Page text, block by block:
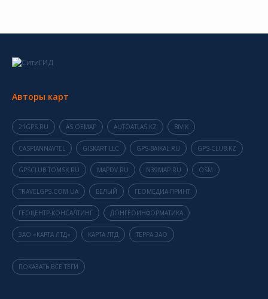
Авторы карт
21GPS.RU AS OEMAP AUTOATLAS.KZ BIVIK
CASPIANNAVTEL GISKART LLC GPS-BAIKAL.RU GPS-CLUB.KZ
GPSCLUB.TOMSK.RU MAPDV.RU N39MAP.RU OSM
TRAVELGPS.COM.UA БЕЛЫЙ ГЕОМЕДИА-ПРИНТ
ГЕОЦЕНТР-КОНСАЛТИНГ ДОНГЕОИНФОРМАТИКА
ЗАО «КАРТА ЛТД» КАРТА ЛТД ТЕРРА ЗАО
ПОКАЗАТЬ ВСЕ ТЕГИ